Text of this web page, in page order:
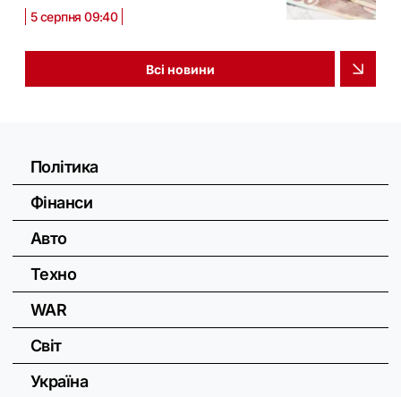
5 серпня 09:40
Всі новини
Політика
Фінанси
Авто
Техно
WAR
Світ
Україна